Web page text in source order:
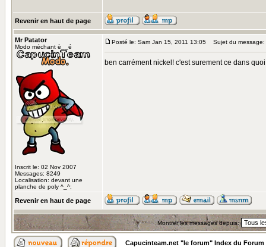
Revenir en haut de page
Mr Patator
Modo méchant è__é
Inscrit le: 02 Nov 2007
Messages: 8249
Localisation: devant une
planche de poly ^_^;
Posté le: Sam Jan 15, 2011 13:05 Sujet du message:
ben carrément nickel! c'est surement ce dans
Revenir en haut de page
Montrer les messages depuis:
Capucinteam.net "le forum" Index du Forum